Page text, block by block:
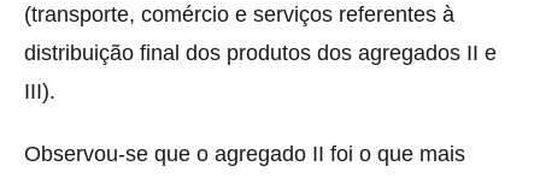
(transporte, comércio e serviços referentes à
distribuição final dos produtos dos agregados II e
III).
Observou-se que o agregado II foi o que mais